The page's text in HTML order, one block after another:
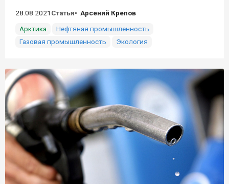
28.08.2021 Статья
Арсений Крепов
Арктика
Нефтяная промышленность
Газовая промышленность
Экология